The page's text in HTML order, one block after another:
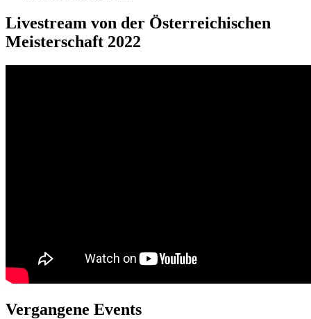
Livestream von der Österreichischen
Meisterschaft 2022
Vergangene Events